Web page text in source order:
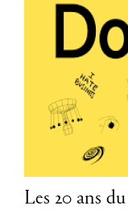
Les 20 ans